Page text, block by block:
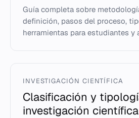
Guía completa sobre
definición, pasos del proceso,
herramientas para estudiantes y
INVESTIGACIÓN CIENTÍFICA
Clasificación y
investigación científica